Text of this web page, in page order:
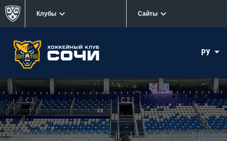
Клубы Сайты
РУ